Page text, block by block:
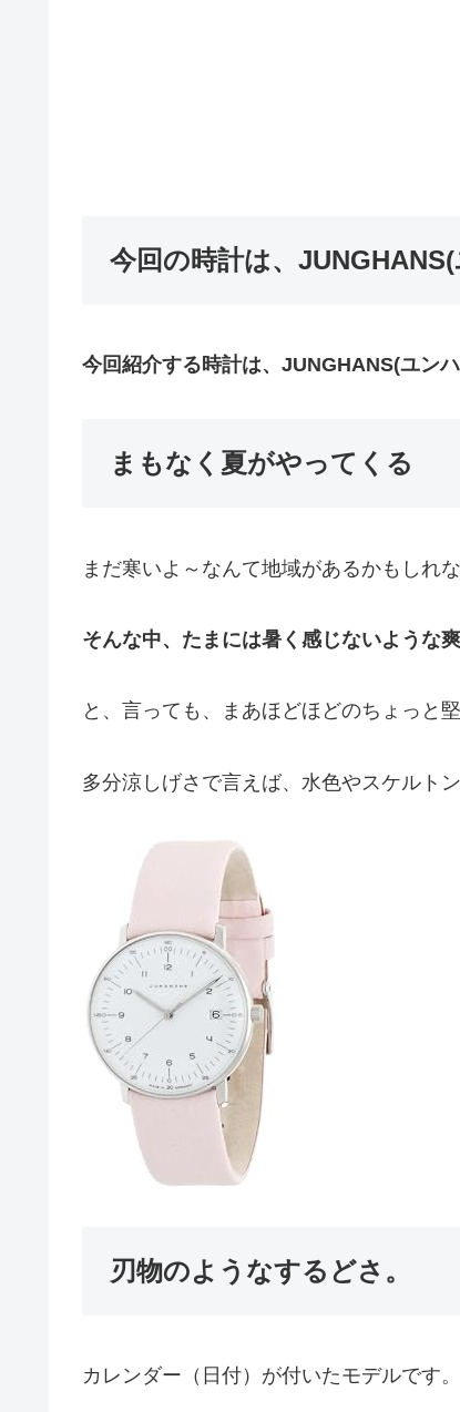
今回の時計は、JUNGHANS(
今回紹介する時計は、JUNGHANS(ユン
まもなく夏がやってくる
まだ寒いよ～なんて地域があるかもしれ
そんな中、たまには暑く感じないような
と、言っても、まあほどほどのちょっと
多分涼しげさで言えば、水色やスケルト
刃物のようなするどさ。
カレンダー（日付）が付いたモデルです。